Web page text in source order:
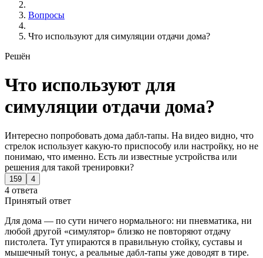
Вопросы
Что используют для симуляции отдачи дома?
Решён
Что используют для
симуляции отдачи дома?
Интересно попробовать дома дабл-тапы. На видео видно, что
стрелок использует какую-то приспособу или настройку, но не
понимаю, что именно. Есть ли известные устройства или
решения для такой тренировки?
159 4
4 ответа
Принятый ответ
Для дома — по сути ничего нормального: ни пневматика, ни
любой другой «симулятор» близко не повторяют отдачу
пистолета. Тут упираются в правильную стойку, суставы и
мышечный тонус, а реальные дабл-тапы уже доводят в тире.